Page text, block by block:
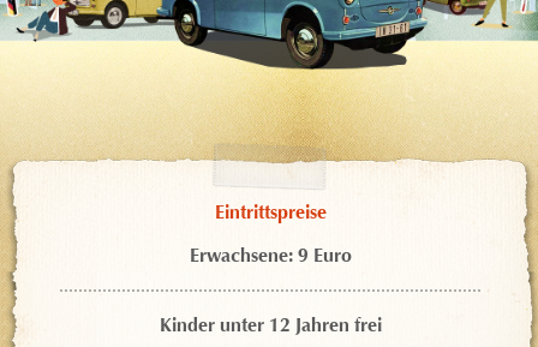
Eintrittspreise
Erwachsene: 9 Euro
Kinder unter 12 Jahren frei